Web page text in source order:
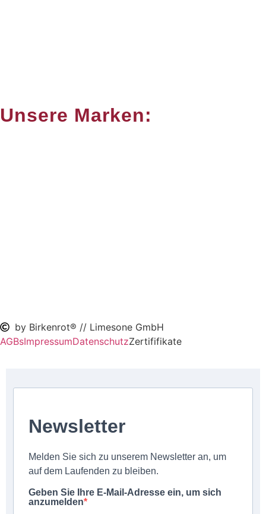
Unsere Marken:
by Birkenrot® // Limesone GmbH
AGBsImpressumDatenschutzZertififikate
Newsletter
Melden Sie sich zu unserem Newsletter an, um
auf dem Laufenden zu bleiben.
Geben Sie Ihre E-Mail-Adresse ein, um sich
anzumelden